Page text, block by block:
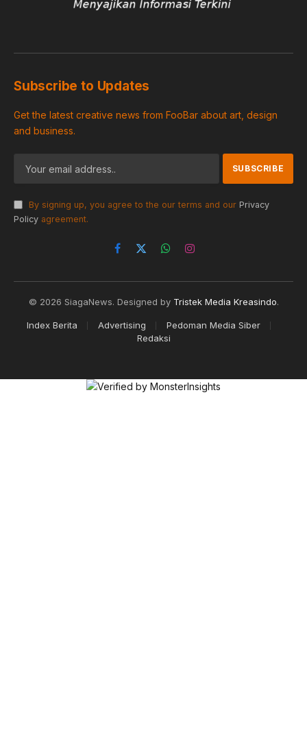
Subscribe to Updates
Get the latest creative news from FooBar about art, design
and business.
By signing up, you agree to the our terms and our Privacy
Policy agreement.
Facebook
X
WhatsAppInstagram
© 2026 SiagaNews. Designed by Tristek Media Kreasindo.
Index Berita Advertising
Pedoman Media Siber
Redaksi